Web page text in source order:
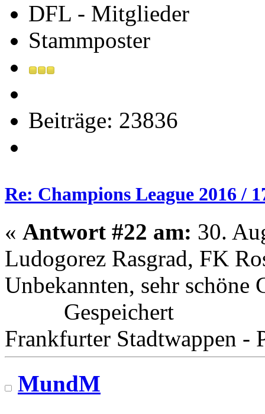
DFL - Mitglieder
Stammposter
Beiträge: 23836
Re: Champions League 2016 /
« Antwort #22 am: 30.
Ludogorez Rasgrad, FK
Unbekannten, sehr schöne
Gespeichert
Frankfurter Stadtwappen -
MundM